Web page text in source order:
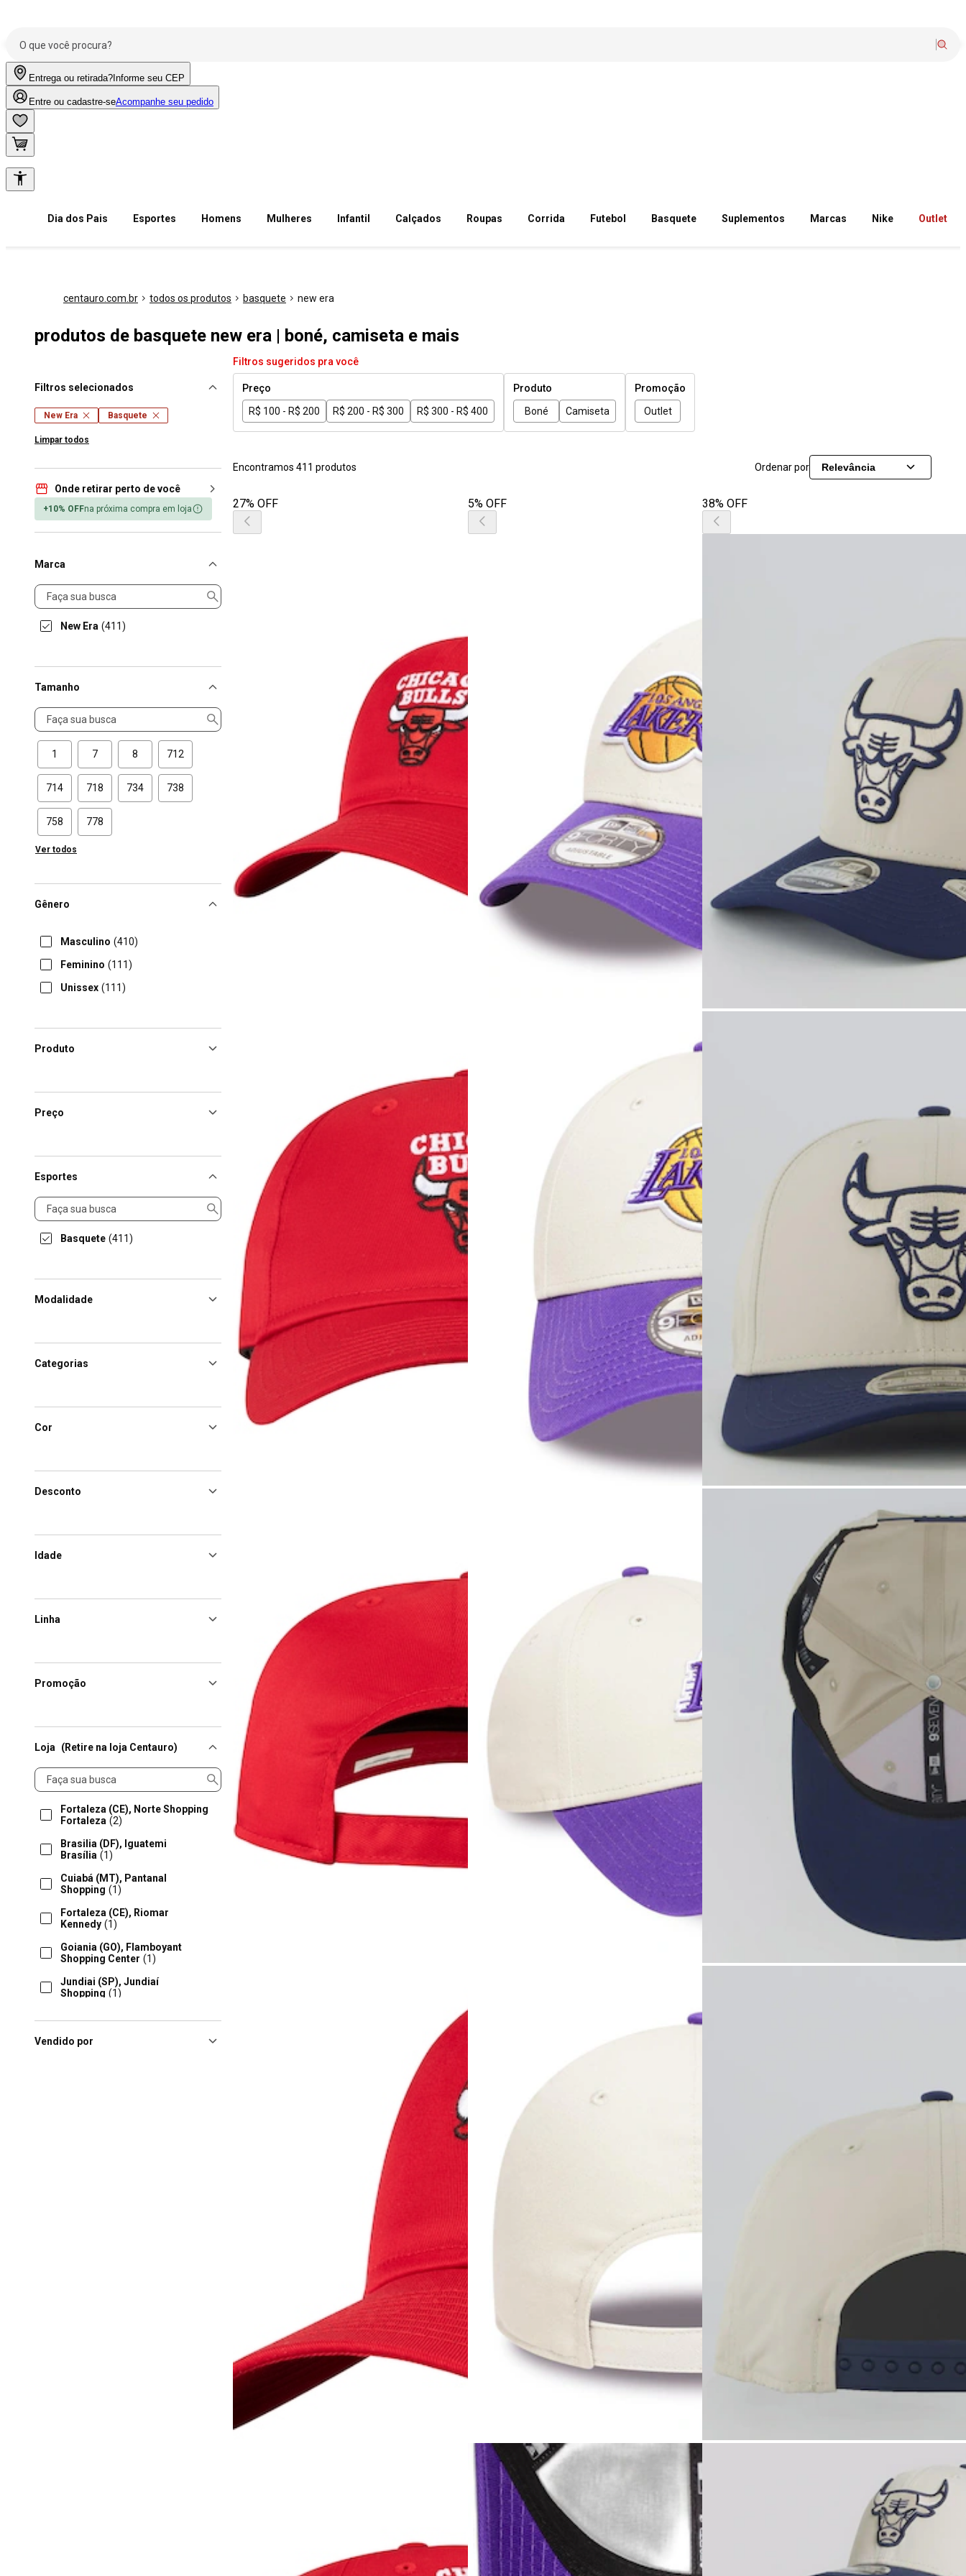
Entrega ou retirada? Informe seu CEP
Entre ou cadastre-seAcompanhe seu pedido
Dia dos Pais Esportes Homens Mulheres Infantil Calçados Roupas Corrida Futebol Basquete Suplementos Marcas Nike Outlet
centauro.com.br todos os produtos basquete new era
produtos de basquete new era | boné, camiseta e mais
Filtros selecionados
New Era Basquete
Limpar todos
Onde retirar perto de você
+10% OFFna próxima compra em loja
Marca
Marca
New Era (411)
Tamanho
Tamanho
1 7 8 712
714 718 734 738
758 778
Ver todos
Gênero
Masculino (410)
Feminino (111)
Unissex (111)
Produto
Preço
Esportes
Esportes
Basquete (411)
Modalidade
Categorias
Cor
Desconto
Idade
Linha
Promoção
Loja (Retire na loja Centauro)
Loja
Fortaleza (CE), Norte Shopping
Fortaleza (2)
Brasilia (DF), Iguatemi
Brasília (1)
Cuiabá (MT), Pantanal
Shopping (1)
Fortaleza (CE), Riomar
Kennedy (1)
Goiania (GO), Flamboyant
Shopping Center (1)
Jundiai (SP), Jundiaí
Shopping (1)
São Paulo (SP), Shopping
Vendido por
Filtros sugeridos pra você
Preço
R$ 100 - R$ 200
R$ 200 - R$ 300 R$ 300 - R$ 400
Produto
Boné
Camiseta
Promoção
Outlet
Encontramos 411 produtos Ordenar por Relevância
27% OFF 5% OFF 38% OFF